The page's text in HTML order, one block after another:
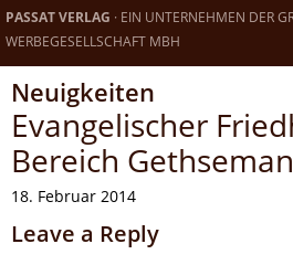
PASSAT VERLAG · EIN UNTERNEHMEN DER
WERBEGESELLSCHAFT MBH
Neuigkeiten
Evangelischer
Bereich
18. Februar 2014
Leave a Reply